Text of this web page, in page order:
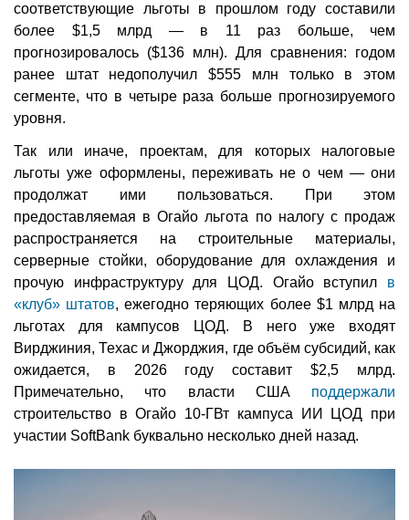
соответствующие льготы в прошлом году составили
более $1,5 млрд — в 11 раз больше, чем
прогнозировалось ($136 млн). Для сравнения: годом
ранее штат недополучил $555 млн только в этом
сегменте, что в четыре раза больше прогнозируемого
уровня.
Так или иначе, проектам, для которых налоговые
льготы уже оформлены, переживать не о чем — они
продолжат ими пользоваться. При этом
предоставляемая в Огайо льгота по налогу с продаж
распространяется на строительные материалы,
серверные стойки, оборудование для охлаждения и
прочую инфраструктуру для ЦОД. Огайо вступил в
«клуб» штатов, ежегодно теряющих более $1 млрд на
льготах для кампусов ЦОД. В него уже входят
Вирджиния, Техас и Джорджия, где объём субсидий, как
ожидается, в 2026 году составит $2,5 млрд.
Примечательно, что власти США поддержали
строительство в Огайо 10-ГВт кампуса ИИ ЦОД при
участии SoftBank буквально несколько дней назад.